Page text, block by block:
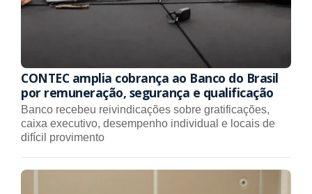
CONTEC amplia cobrança ao Banco do Brasil
por remuneração, segurança e qualificação
Banco recebeu reivindicações sobre gratificações,
caixa executivo, desempenho individual e locais de
difícil provimento